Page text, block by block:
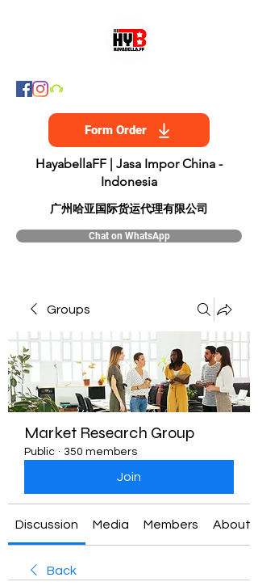
Form Order
HayabellaFF | Jasa Impor China -
Indonesia
​广州哈亚国际货运代理有限公司
Chat on WhatsApp
Groups
Market Research Group
Public · 350 members
Join
Discussion Media Members About
Back